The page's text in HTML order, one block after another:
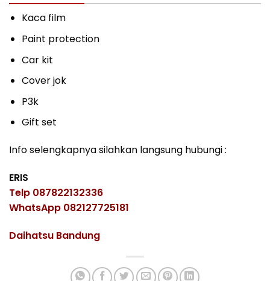
Kaca film
Paint protection
Car kit
Cover jok
P3k
Gift set
Info selengkapnya silahkan langsung hubungi :
ERIS
Telp 087822132336
WhatsApp 082127725181
Daihatsu Bandung